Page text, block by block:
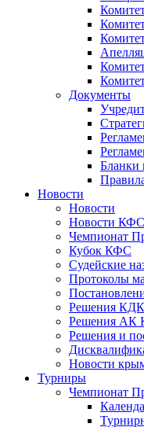
Документы
Бланки
Новости
Новости
Новости КФС
Чемпионат
Кубок КФС
Судейские
Протоколы
Решения
Решения АК
Решения и
Новости
Турниры
Чемпионат